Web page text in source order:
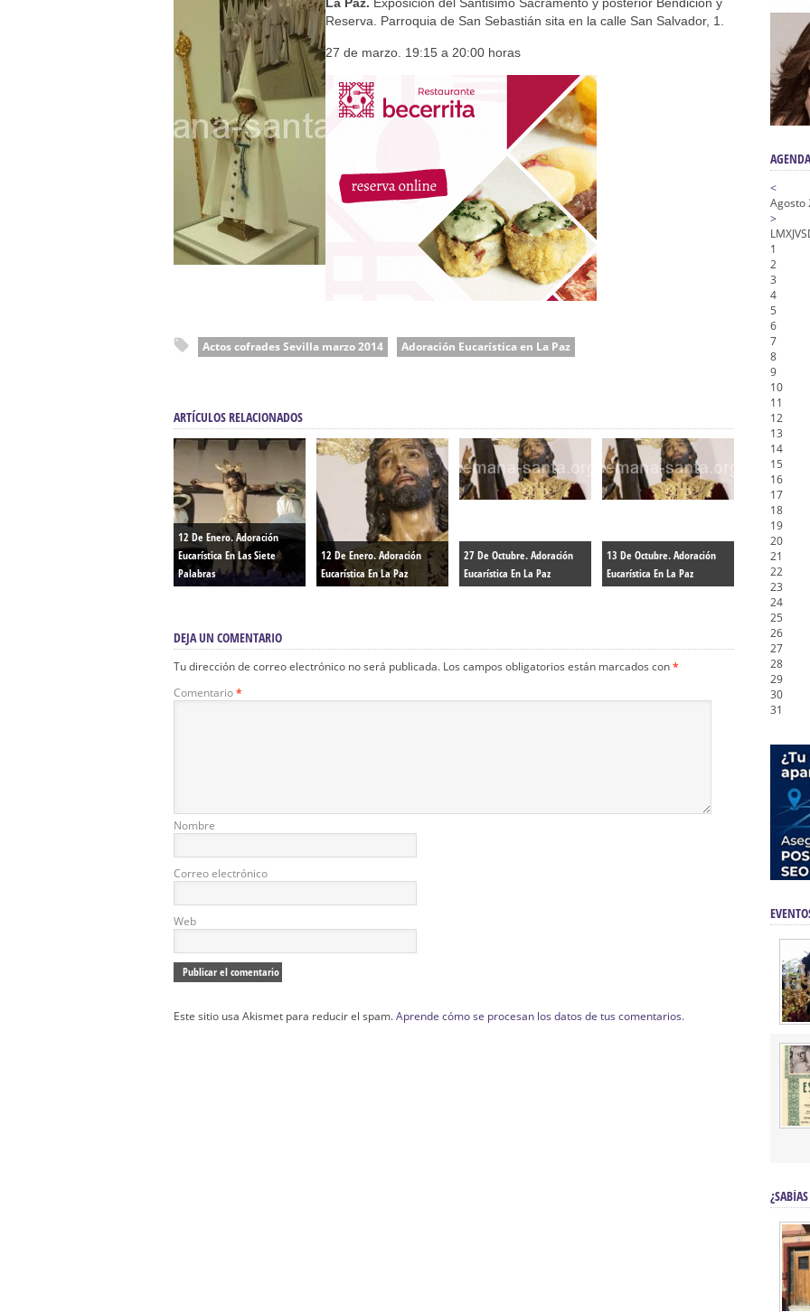
Solemne y devoto Besamanos en honor de María Santísima en su Soledad – San Lorenzo
Función Principal de Instituto a la Virgen del Valle
Besapié y Besamano en la Quinta Angustia
Gitanos: Besamanos del Señor de la Salud
Besamanos del Señor de la Divina Misericordia, Vía Crucis y Traslado – Siete Palabras
Reserva. Parroquia de San Sebastián sita en la calle San Salvador, 1.
27 de marzo. 19:15 a 20:00 horas
Actos cofrades Sevilla marzo 2014 Adoración Eucarística en La Paz
ARTÍCULOS RELACIONADOS
12 De Enero. Adoración
Eucarística En Las Siete
Palabras
12 De Enero. Adoración
Eucarística En La Paz
27 De Octubre. Adoración
Eucarística En La Paz
13 De Octubre. Adoración
Eucarística En La Paz
DEJA UN COMENTARIO
Tu dirección de correo electrónico no será publicada. Los campos obligatorios están marcados con*
Comentario*
Nombre
Correo electrónico
Web
Este sitio usa Akismet para reducir el spam.Aprende cómo se procesan los datos de tus comentarios.
<
Agosto
>
LMXJVS
1
2
3
4
5
6
7
8
9
10
11
12
13
14
15
16
17
18
19
20
21
22
23
24
25
26
27
28
29
30
31